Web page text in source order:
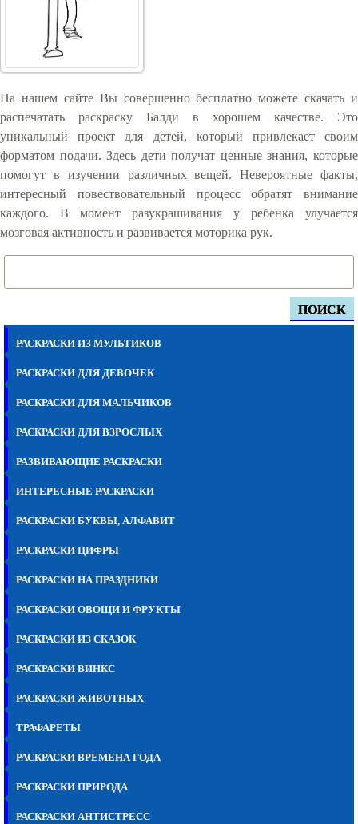
ПОИСК
РАСКРАСКИ ИЗ МУЛЬТИКОВ
РАСКРАСКИ ДЛЯ ДЕВОЧЕК
РАСКРАСКИ ДЛЯ МАЛЬЧИКОВ
РАСКРАСКИ ДЛЯ ВЗРОСЛЫХ
РАЗВИВАЮЩИЕ РАСКРАСКИ
ИНТЕРЕСНЫЕ РАСКРАСКИ
РАСКРАСКИ БУКВЫ, АЛФАВИТ
РАСКРАСКИ ЦИФРЫ
РАСКРАСКИ НА ПРАЗДНИКИ
РАСКРАСКИ ОВОЩИ И ФРУКТЫ
РАСКРАСКИ ИЗ СКАЗОК
РАСКРАСКИ ВИНКС
РАСКРАСКИ ЖИВОТНЫХ
ТРАФАРЕТЫ
РАСКРАСКИ ВРЕМЕНА ГОДА
РАСКРАСКИ ПРИРОДА
РАСКРАСКИ АНТИСТРЕСС
На нашем сайте Вы совершенно бесплатно можете скачать и
распечатать раскраску Балди в хорошем качестве. Это
уникальный проект для детей, который привлекает своим
форматом подачи. Здесь дети получат ценные знания, которые
помогут в изучении различных вещей. Невероятные факты,
интересный повествовательный процесс обратят внимание
каждого. В момент разукрашивания у ребенка улучается
мозговая активность и развивается моторика рук.